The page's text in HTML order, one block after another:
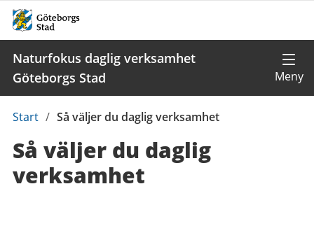
Naturfokus daglig verksamhet
Göteborgs Stad
Du
här:
Start / Så väljer du daglig verksamhet
Så väljer du daglig
verksamhet